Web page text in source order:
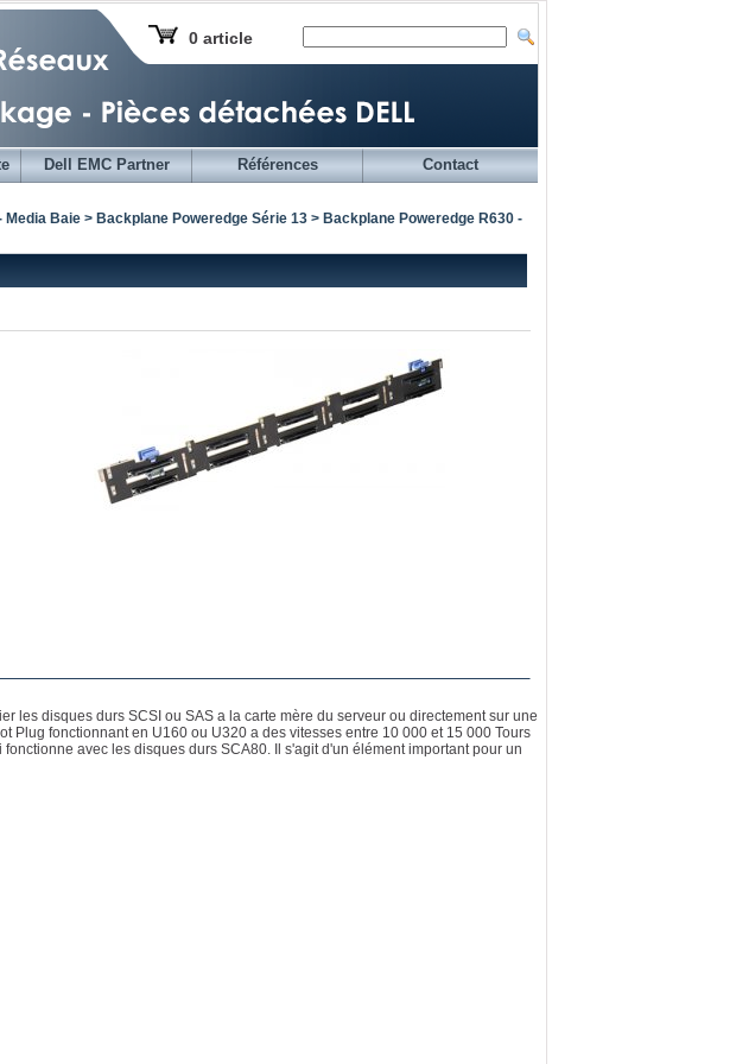
0 article
Dell EMC Partner Références Contact
Media Baie > Backplane Poweredge Série 13 > Backplane Poweredge R630 -
les disques durs SCSI ou SAS a la carte mère du serveur ou directement sur une
Plug fonctionnant en U160 ou U320 a des vitesses entre 10 000 et 15 000 Tours
avec les disques durs SCA80. Il s'agit d'un élément important pour un